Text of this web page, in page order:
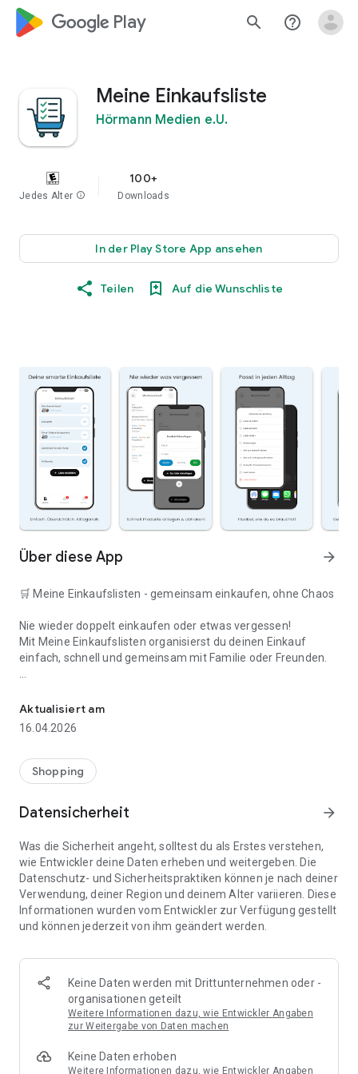
google_logo Play search help_outline
Meine Einkaufsliste
Hörmann Medien e.U.
Jedes Alter info
100+
Downloads
In der Play Store App ansehen
Teilen Auf die Wunschliste
Über diese App arrow_forward
🛒 Meine Einkaufslisten - gemeinsam einkaufen, ohne Chaos
Nie wieder doppelt einkaufen oder etwas vergessen!
Mit Meine Einkaufslisten organisierst du deinen Einkauf
einfach, schnell und gemeinsam mit Familie oder Freunden.
👨‍👩‍👧 Gemeinsame Einkaufslisten in Echtzeit: Alle sehen
⚡ Superschnell & einfach: Liste in Sekunden erstellen und
sofort loslegen.
📱 Immer dabei: Deine Einkaufsliste ist jederzeit auf deinem
🤝 Teilen leicht gemacht: Lade andere ein und erledigt den
Einkauf gemeinsam.
🍳 Zutaten direkt aus Rezepten übernehmen: Importiere
Zutaten von Rezept-Webseiten und verwandle sie
🚀 DEINE VORTEILE IM ALLTAG
* Nie wieder doppelte Einkäufe
* Kein Chaos mehr beim Einkaufen
* Bessere Abstimmung mit Familie & Freunden
* Perfekt für die Essensplanung
Aktualisiert am
16.04.2026
Shopping
Datensicherheit arrow_forward
Was die Sicherheit angeht, solltest du als Erstes verstehen,
wie Entwickler deine Daten erheben und weitergeben. Die
Datenschutz- und Sicherheitspraktiken können je nach deiner
Verwendung, deiner Region und deinem Alter variieren. Diese
Informationen wurden vom Entwickler zur Verfügung gestellt
und können jederzeit von ihm geändert werden.
Keine Daten werden mit Drittunternehmen oder -
organisationen geteilt
Weitere Informationen dazu, wie Entwickler Angaben
zur Weitergabe von Daten machen
Keine Daten erhoben
Weitere Informationen dazu, wie Entwickler Angaben